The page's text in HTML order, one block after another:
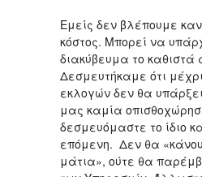
Εμείς δεν βλέπουμε
κόστος. Μπορεί να
διακύβευμα το καθιστά
Δεσμευτήκαμε ότι
εκλογών δεν θα
μας καμία
δεσμευόμαστε το ίδιο
επόμενη. Δεν θα
μάτια», ούτε θα